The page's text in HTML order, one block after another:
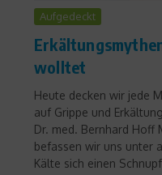
Aufgedeckt
wolltet
Heute decken wir jede
auf Grippe und
Dr. med. Bernhard Hoff
befassen wir uns unter
Kälte sich einen